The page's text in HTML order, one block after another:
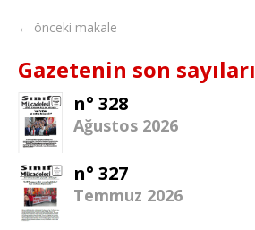
← önceki makale
Gazetenin son sayıları
n° 328
Ağustos 2026
n° 327
Temmuz 2026